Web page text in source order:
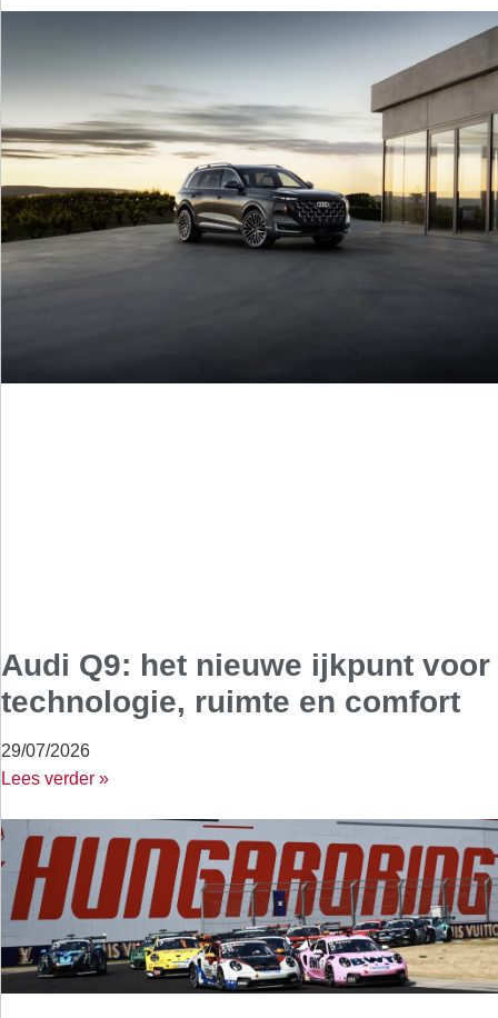
Audi Q9: het nieuwe ijkpunt voor
technologie, ruimte en comfort
29/07/2026
Lees verder »